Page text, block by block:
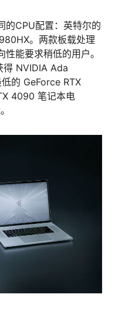
的CPU配置：英特尔的
。两款板载处理
能要求稍低的用户。
得 NVIDIA Ada
的 GeForce RTX
4090 笔记本电